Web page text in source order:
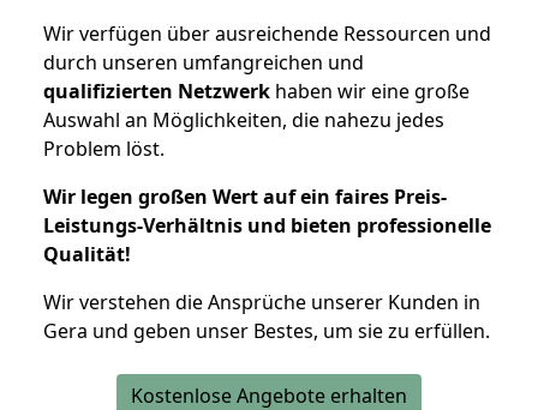
Wir verfügen über ausreichende Ressourcen und
durch unseren umfangreichen und
qualifizierten Netzwerk haben wir eine große
Auswahl an Möglichkeiten, die nahezu jedes
Problem löst.
Wir legen großen Wert auf ein faires Preis-
Leistungs-Verhältnis und bieten professionelle
Qualität!
Wir verstehen die Ansprüche unserer Kunden in
Gera und geben unser Bestes, um sie zu erfüllen.
Kostenlose Angebote erhalten